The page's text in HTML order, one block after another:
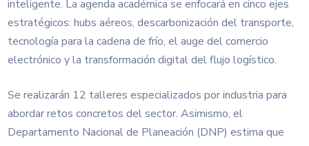
inteligente. La agenda académica se enfocará en cinco ejes
estratégicos: hubs aéreos, descarbonización del transporte,
tecnología para la cadena de frío, el auge del comercio
electrónico y la transformación digital del flujo logístico.
Se realizarán 12 talleres especializados por industria para
abordar retos concretos del sector. Asimismo, el
Departamento Nacional de Planeación (DNP) estima que